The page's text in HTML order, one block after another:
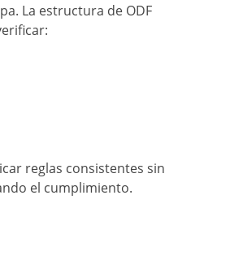
La estructura de ODF
reglas consistentes sin
el cumplimiento.